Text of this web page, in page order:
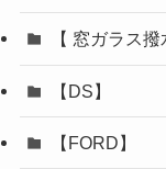
【 窓ガラス撥
【DS】
【FORD】